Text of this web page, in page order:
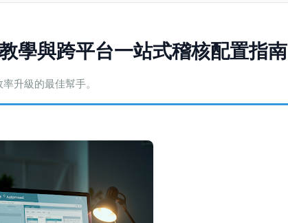
學與跨平台一站式稽核配置指南
升級的最佳幫手。